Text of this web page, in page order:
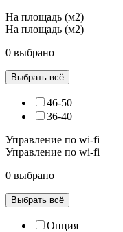
На площадь (м2)
На площадь (м2)
0 выбрано
Выбрать всё
46-50
36-40
Управление по wi-fi
Управление по wi-fi
0 выбрано
Выбрать всё
Опция